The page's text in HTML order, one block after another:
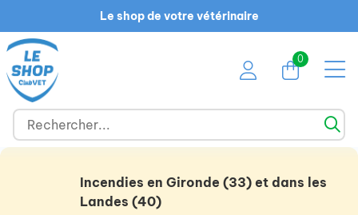
Le shop de votre vétérinaire
0
Incendies en Gironde (33) et dans les
Landes (40)